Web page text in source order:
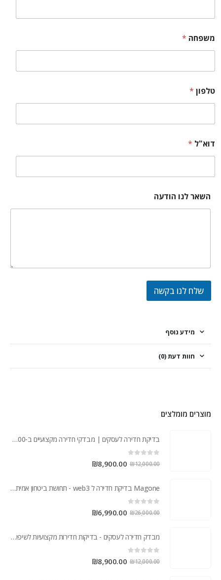
משפחה *
טלפון *
דוא"ל *
השאר לנו הודעה
שלח לנו בקשה
מידע נוסף
חוות דעת (0)
מוצרים מומלצים
בדיקת חדירה לעסקים | מבדקי חדירה מקצועיים ב-8,900 ש"ח – אבטחת סייבר
0
out of 5
₪12,000.00
₪8,900.00
Magone בדיקת חדירה ל web3 - תחושת ביטחון אמיתית בפרויקט שלך
0
out of 5
₪26,000.00
₪6,990.00
מבדק חדירה לעסקים - בדיקות חדירות מקצועיות לשיפור חוסן סייבר
0
out of 5
₪12,000.00
₪8,900.00
תחומי השירות שלנו